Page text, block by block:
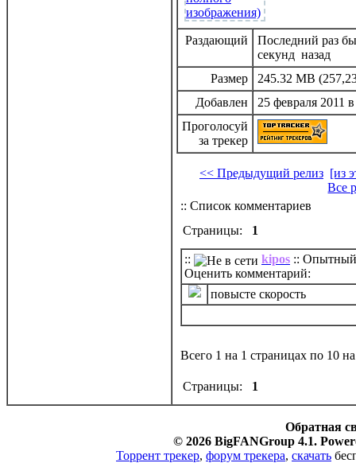
Раздающий
Последний раз
секунд назад
Размер
245.32 MB
Добавлен
25 февраля 2011
Проголосуй
за трекер
<< Предыдущий релиз [из
Все
:: Список комментариев
Страницы:
1
:: kipos :: Опытный
Оценить комментарий:
повысте скорость
Всего 1 на 1 страницах по 10
Страницы: 1
Обратная
© 2026 BigFANGroup 4.1.
Торрент трекер, форум трекера, скачать